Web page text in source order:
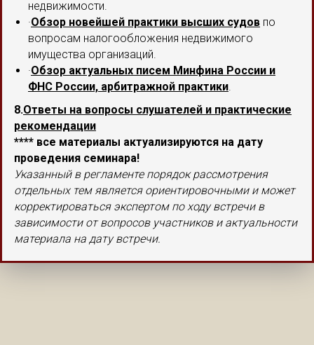
недвижимости.
·Обзор новейшей практики высших судов по
вопросам налогообложения недвижимого
имущества организаций.
·Обзор актуальных писем Минфина России и
ФНС России, арбитражной практики
8.Ответы на вопросы слушателей и практические
рекомендации
**** все материалы актуализируются на дату
проведения семинара!
Указанный в регламенте порядок рассмотрения
отдельных тем является ориентировочными и может
корректироваться экспертом по ходу встречи в
зависимости от вопросов участников и актуальности
материала на дату встречи.